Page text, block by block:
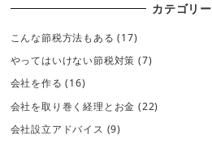
カテゴリー
こんな節税方法もある (17)
やってはいけない節税対策 (7)
会社を作る (16)
会社を取り巻く経理とお金 (22)
会社設立アドバイス (9)